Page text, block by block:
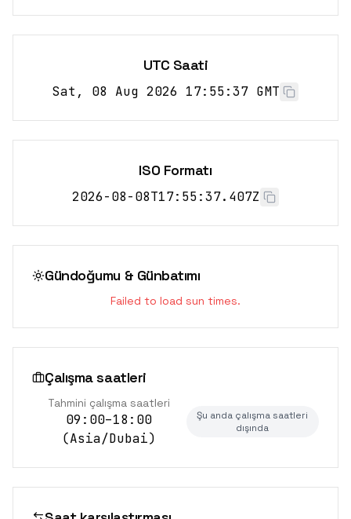
UTC Saati
Sat, 08 Aug 2026 17:55:37 GMT
ISO Formatı
2026-08-08T17:55:37.407Z
Gündoğumu & Günbatımı
Failed to load sun times.
Çalışma saatleri
Tahmini çalışma saatleri
09:00–18:00
(Asia/Dubai)
Şu anda çalışma saatleri
dışında